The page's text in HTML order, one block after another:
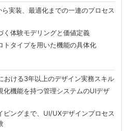
実装、最適化までの一連のプロセス
く体験モデリングと価値定義
トタイプを用いた機能の具体化
おける3年以上のデザイン実務スキル
化機能を持つ管理システムのUIデザ
ピングまで、UI/UXデザインプロセス